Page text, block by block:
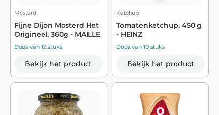
Mosterd
Fijne Dijon Mosterd Het
Origineel, 360g - MAILLE
Doos van 12 stuks
Bekijk het product
Ketchup
Tomatenketchup, 450 g
- HEINZ
Doos van 10 stuks
Bekijk het product